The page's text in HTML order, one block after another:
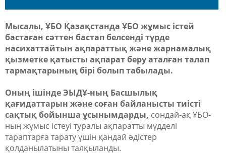
Мысалы, ҰБО Қазақстанда ҰБО жұмыс істей
бастаған сәттен бастап белсенді түрде
насихаттайтын ақпараттық және жарнамалық
қызметке қатысты ақпарат беру аталған талап
тармақтарының бірі болып табылады.
Оның ішінде ЭЫДҰ-ның Басшылық
қағидаттарын және соған байланысты тиісті
сақтық бойынша ұсынымдарды, сондай-ақ ҰБО-
ның жұмыс істеуі туралы ақпаратты мүдделі
тараптарға тарату үшін қандай әдістер
қолданылатыны талқыланды.